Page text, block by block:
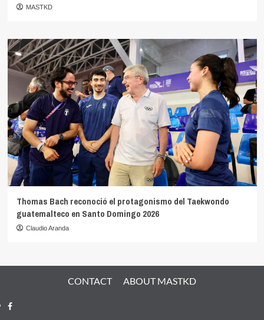
MASTKD
Thomas Bach reconoció el protagonismo del Taekwondo
guatemalteco en Santo Domingo 2026
Claudio Aranda
CONTACT ABOUT MASTKD
Facebook